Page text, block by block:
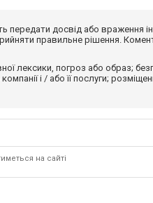
передати досвід або
правильне рішення.
лексики, погроз або образ;
і / або її послуги;
на сайті